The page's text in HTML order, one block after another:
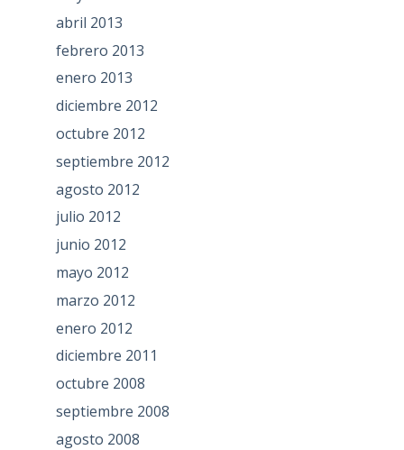
abril 2013
febrero 2013
enero 2013
diciembre 2012
octubre 2012
septiembre 2012
agosto 2012
julio 2012
junio 2012
mayo 2012
marzo 2012
enero 2012
diciembre 2011
octubre 2008
septiembre 2008
agosto 2008